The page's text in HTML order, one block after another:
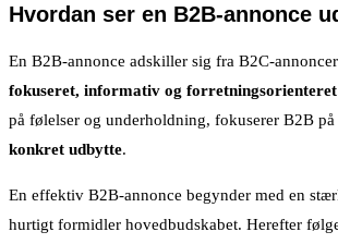
Hvordan ser en B2B-annonce
En B2B-annonce adskiller sig fra B2C-
fokuseret, informativ og forretningsorienteret
på følelser og underholdning, fokuserer B2B på
konkret udbytte.
En effektiv B2B-annonce begynder med en
hurtigt formidler hovedbudskabet. Herefter